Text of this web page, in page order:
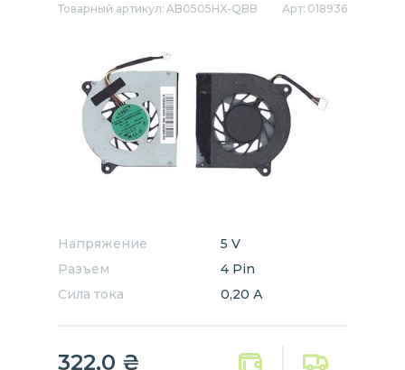
Товарный артикул: AB0505HX-QBB Арт: 018936
Напряжение
5 V
Разъем
4 Pin
Сила тока
0,20 А
322,0 ₴